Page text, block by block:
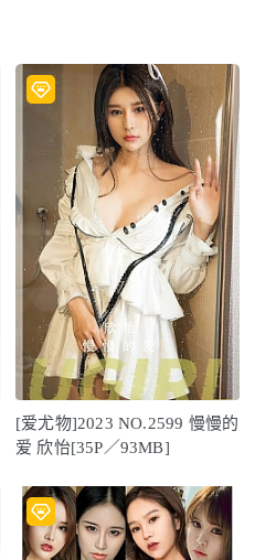
[爱尤物]2023 NO.2599 慢慢的
爱 欣怡[35P／93MB]